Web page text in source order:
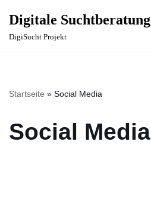
Zum
Digitale Suchtberatung
DigiSucht Projekt
Startseite » Social Media
Social Media